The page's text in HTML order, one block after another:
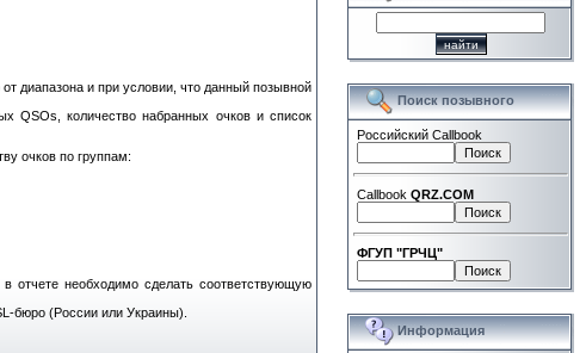
диапазона и при условии, что данный позывной
QSOs, количество набранных очков и список
очков по группам:
отчете необходимо сделать соответствующую
бюро (России или Украины).
Поиск позывного
Российский Callbook
Callbook QRZ.COM
ФГУП "ГРЧЦ"
Информация